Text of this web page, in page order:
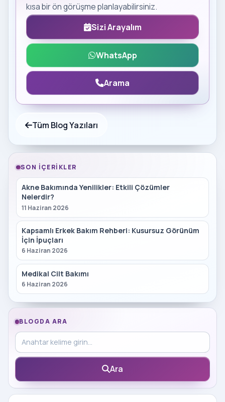
kısa bir ön görüşme planlayabilirsiniz.
Sizi Arayalım
WhatsApp
Arama
Tüm Blog Yazıları
SON İÇERIKLER
Akne Bakımında Yenilikler: Etkili Çözümler
Nelerdir?
11 Haziran 2026
Kapsamlı Erkek Bakım Rehberi: Kusursuz Görünüm
İçin İpuçları
6 Haziran 2026
Medikal Cilt Bakımı
6 Haziran 2026
BLOGDA ARA
Blog içinde ara
Ara